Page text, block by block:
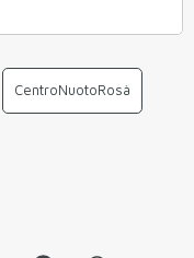
CentroNuotoRosà